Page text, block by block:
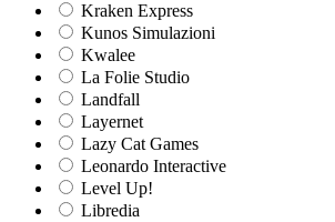
Kraken Express
Kunos Simulazioni
Kwalee
La Folie Studio
Landfall
Layernet
Lazy Cat Games
Leonardo Interactive
Level Up!
Libredia